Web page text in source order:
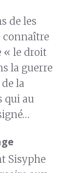
de les
connaître
« le droit
la guerre
la
qui au
Sisyphe